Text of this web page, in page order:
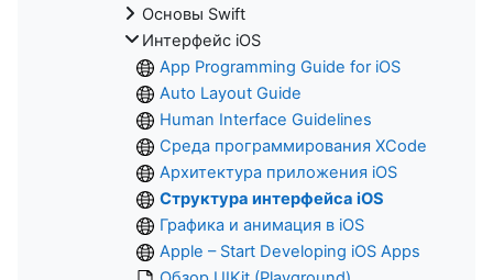
Основы Swift
Интерфейс iOS
App Programming Guide for iOS
Auto Layout Guide
Human Interface Guidelines
Среда программирования XCode
Архитектура приложения iOS
Структура интерфейса iOS
Графика и анимация в iOS
Apple – Start Developing iOS Apps